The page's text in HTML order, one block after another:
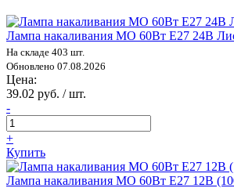
Лампа накаливания МО 60Вт E27 24В
На складе 403 шт.
Обновлено 07.08.2026
Цена:
39.02 руб. / шт.
-
+
Купить
Лампа накаливания МО 60Вт E27 12В